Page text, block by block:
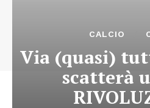
CALCIO
Via (quasi)
scatterà